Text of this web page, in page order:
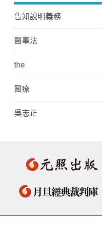
告知說明義務
醫事法
the
醫療
吳志正